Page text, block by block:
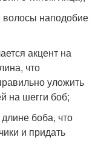
волосы наподобие
акцент на
что
уложить
на шегги боб;
боба, что
и придать